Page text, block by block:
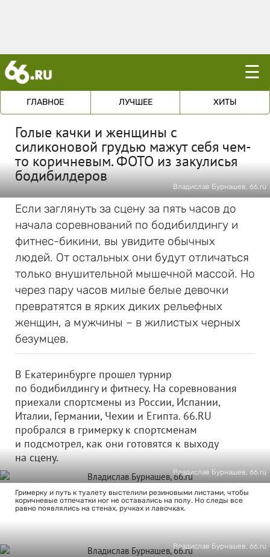
☰
ГЛАВНОЕ ЛУЧШЕЕ ХИТЫ
Голые качки и женщины с
силиконовой грудью мажут себя чем-
то коричневым. ФОТО из закулисья
бодибилдеров
Владислав Бурнашев, 66.ru
Если заглянуть за сцену за пять часов до
начала соревнований по бодибилдингу и
фитнес-бикини, вы увидите обычных
людей. От остальных они будут отличаться
только внушительной мышечной массой. Но
через пару часов милые белые девочки
превратятся в ярких диких рельефных
женщин, а мужчины – в жилистых черных
безумцев.
В Екатеринбурге прошел турнир
по бодибилдингу и фитнесу. На соревнования
приехали спортсмены из России, Испании,
Италии, Германии, Чехии и Египта. 66.RU
пробрался в гримерку к спортсменам
и подсмотрел, как они готовятся к выходу
на сцену.
Владислав Бурнашев, 66.ru
Гримерку и путь к туалету выстелили резиновыми листами, чтобы
коричневые отпечатки ног не оставались на полу. Но следы все
равно появлялись на стенах, ручках и лавочках.
Владислав Бурнашев, 66.ru